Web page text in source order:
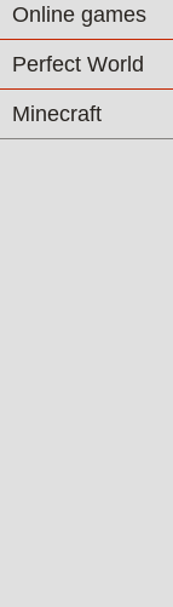
Online games
Perfect World
Minecraft